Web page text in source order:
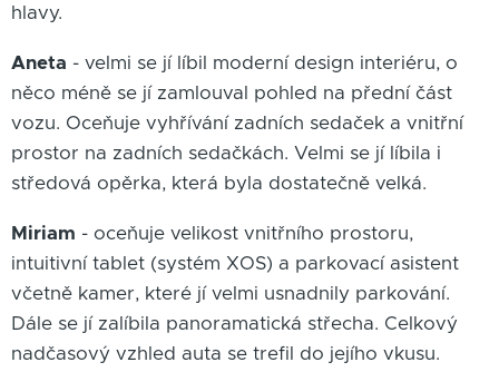
hlavy.
Aneta - velmi se jí líbil moderní design interiéru, o
něco méně se jí zamlouval pohled na přední část
vozu. Oceňuje vyhřívání zadních sedaček a vnitřní
prostor na zadních sedačkách. Velmi se jí líbila i
středová opěrka, která byla dostatečně velká.
Miriam - oceňuje velikost vnitřního prostoru,
intuitivní tablet (systém XOS) a parkovací asistent
včetně kamer, které jí velmi usnadnily parkování.
Dále se jí zalíbila panoramatická střecha. Celkový
nadčasový vzhled auta se trefil do jejího vkusu.